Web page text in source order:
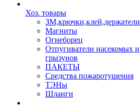
Хоз. товары
ЗМ,крючки,клей,держатели
Магниты
Огнеборец
Отпугиватели насекомых и
грызунов
ПАКЕТЫ
Средства пожаротушения
ТЭНы
Шланги